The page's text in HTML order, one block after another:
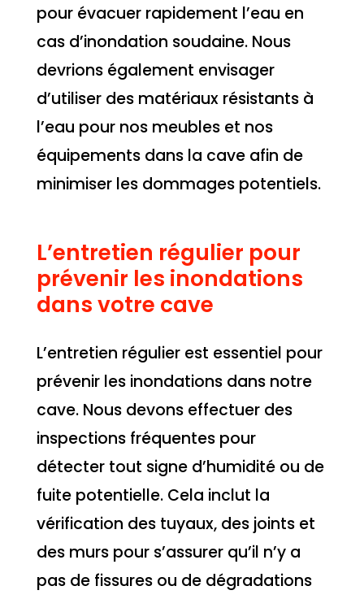
pour évacuer rapidement l’eau en
cas d’inondation soudaine. Nous
devrions également envisager
d’utiliser des matériaux résistants à
l’eau pour nos meubles et nos
équipements dans la cave afin de
minimiser les dommages potentiels.
L’entretien régulier pour
prévenir les inondations
dans votre cave
L’entretien régulier est essentiel pour
prévenir les inondations dans notre
cave. Nous devons effectuer des
inspections fréquentes pour
détecter tout signe d’humidité ou de
fuite potentielle. Cela inclut la
vérification des tuyaux, des joints et
des murs pour s’assurer qu’il n’y a
pas de fissures ou de dégradations